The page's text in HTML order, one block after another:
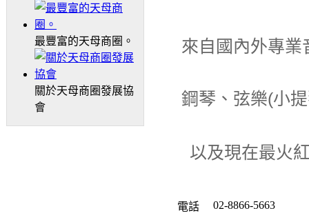
最豐富的天母商圈。
關於天母商圈發展協
會
來自國內外專
鋼琴、弦樂(小
以及現在最火
電話
02-8866-5663